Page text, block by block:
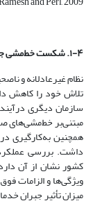
۱-۴. شکست خط‌مشی
نظام غیرعادلانه و
تلاش خود را کاهش
سازمان دیگری
مبتنی‌بر خط‌‌‌‌مشی‌‌‌‌های
همچنین به‌کارگیری
داشت. بررسی
کشور نشان از آن
ویژگی‌‌‌‌ها و الزامات
میزان تأثیر جبران